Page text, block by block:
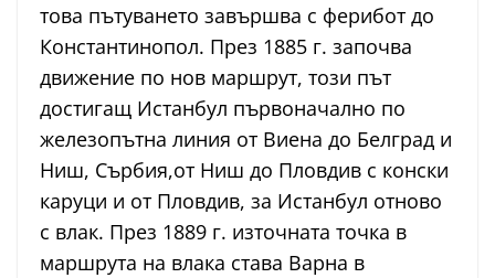
това пътуването завършва с ферибот до
Константинопол. През 1885 г. започва
движение по нов маршрут, този път
достигащ Истанбул първоначално по
железопътна линия от Виена до Белград и
Ниш, Сърбия,от Ниш до Пловдив с конски
каруци и от Пловдив, за Истанбул отново
с влак. През 1889 г. източната точка в
маршрута на влака става Варна в